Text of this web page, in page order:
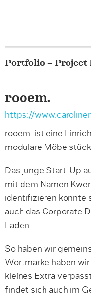
Portfolio – Project
rooem.
https://
rooem. ist eine
modulare
Das junge Start-Up
mit dem Namen
identifizieren konnte
auch das Corporate
Faden.
So haben wir
Wortmarke haben wir
kleines Extra
findet sich auch im